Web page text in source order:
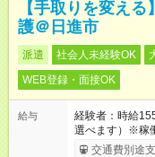
【手取りを変え
護＠日進市
派遣 社会人未経験OK
WEB登録・面接OK
給与
経験者：時給
選べます）※稼
す。交通費別途